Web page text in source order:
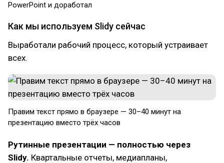
PowerPoint и доработал
Как мы используем Slidy сейчас
Выработали рабочий процесс, который устраивает
всех.
Правим текст прямо в браузере — 30–40 минут на
презентацию вместо трёх часов
Рутинные презентации — полностью через
Slidy. Квартальные отчеты, медиапланы,